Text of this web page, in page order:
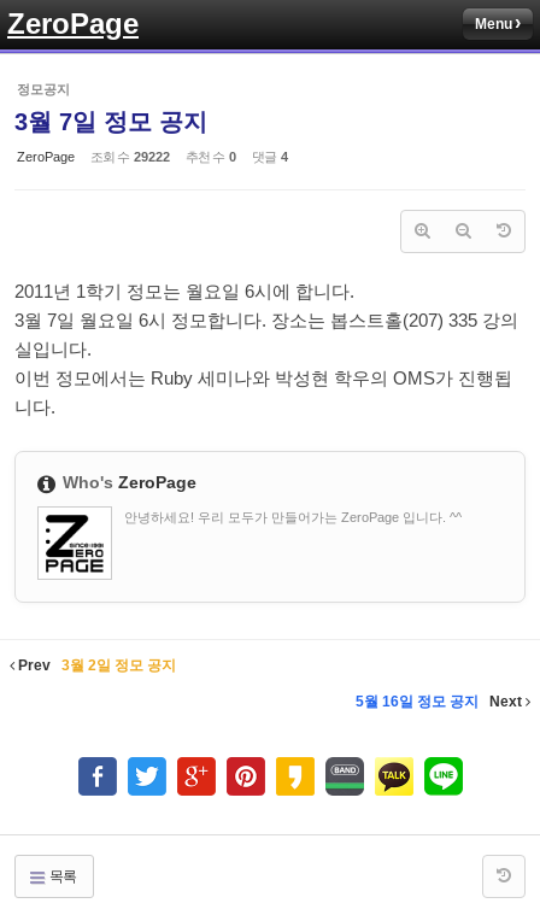
ZeroPage Menu
정모공지
3월 7일 정모 공지
ZeroPage 조회 수 29222 추천 수 0 댓글 4
2011년 1학기 정모는 월요일 6시에 합니다.
3월 7일 월요일 6시 정모합니다. 장소는 봅스트홀(207) 335 강의
실입니다.
이번 정모에서는 Ruby 세미나와 박성현 학우의 OMS가 진행됩
니다.
Who'sZeroPage
안녕하세요! 우리 모두가 만들어가는 ZeroPage 입니다. ^^
Prev 3월 2일 정모 공지
5월 16일 정모 공지 Next
목록
Sketchbook5, 스케치북5
Sketchbook5, 스케치북5